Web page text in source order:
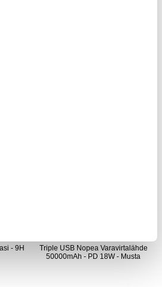
- 9H
Triple USB Nopea Varavirtalähde
50000mAh - PD 18W - Musta